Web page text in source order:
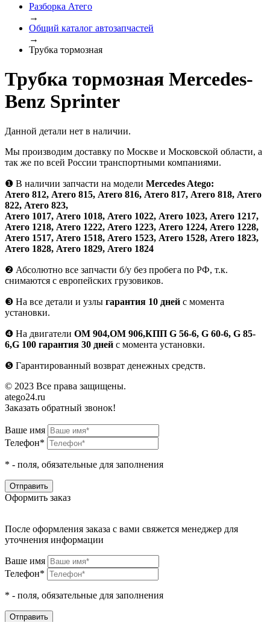
Разборка Атего
→
Общий каталог автозапчастей
→
Трубка тормозная
Трубка тормозная Mercedes-
Benz Sprinter
Данной детали нет в наличии.
Мы производим доставку по Москве и Московской области, а
так же по всей России транспортными компаниями.
❶ В наличии запчасти на модели Mercedes Atego:
Атего 812, Атего 815, Атего 816, Атего 817, Атего 818, Атего
822, Атего 823,
Атего 1017, Атего 1018, Атего 1022, Атего 1023, Атего 1217,
Атего 1218, Атего 1222, Атего 1223, Атего 1224, Атего 1228,
Атего 1517, Атего 1518, Атего 1523, Атего 1528, Атего 1823,
Атего 1828, Атего 1829, Атего 1824
❷ Абсолютно все запчасти б/у без пробега по РФ, т.к.
снимаются с европейских грузовиков.
❸ На все детали и узлы гарантия 10 дней с момента
установки.
❹ На двигатели ОМ 904,ОМ 906,КПП G 56-6, G 60-6, G 85-
6,G 100 гарантия 30 дней с момента установки.
❺ Гарантированный возврат денежных средств.
© 2023 Все права защищены.
atego24.ru
Заказать обратный звонок!
Ваше имя
Телефон*
* - поля, обязательные для заполнения
Оформить заказ
После оформления заказа с вами свяжется менеджер для
уточнения информации
Ваше имя
Телефон*
* - поля, обязательные для заполнения